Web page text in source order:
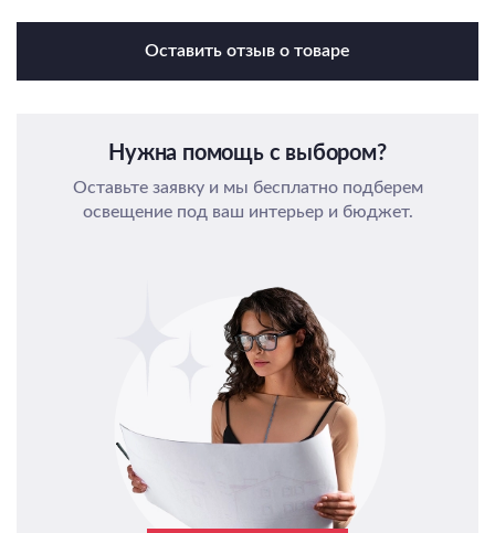
Оставить отзыв о товаре
Нужна помощь с выбором?
Оставьте заявку и мы бесплатно подберем
освещение под ваш интерьер и бюджет.